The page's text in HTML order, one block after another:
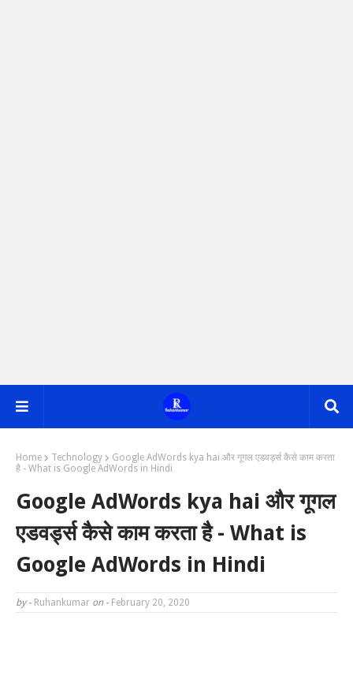
Home Technology
Google AdWords kya hai और गूगल एडवर्ड्स कैसे काम करता
है - What is Google AdWords in Hindi
Google AdWords kya hai और गूगल
एडवर्ड्स कैसे काम करता है - What is
Google AdWords in Hindi
by - Ruhankumar on - February 20, 2020